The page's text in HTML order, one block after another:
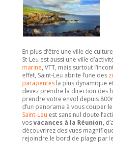
En plus d’être une ville de
St-Leu est aussi une ville
marine, VTT, mais surtout
effet, Saint-Leu abrite l’une des
parapentesla plus dynamique
devez prendre la direction des
prendre votre envol depuis
d’un panorama à vous couper
Saint-Leu est sans nul doute
vosvacances à la Réunion,
découvrirez des vues
rejoindre le bord de plage par